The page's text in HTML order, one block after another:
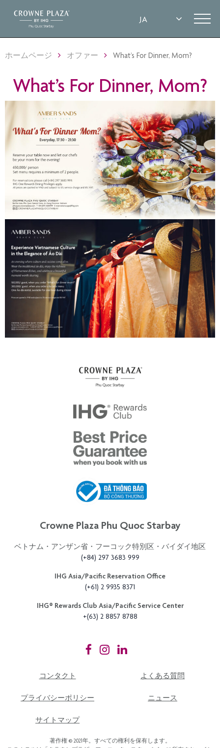
ホームページ オファー What’s For Dinner, Mom?
What’s For Dinner, Mom?
Crowne Plaza Phu Quoc Starbay
ベトナム・アンザン省・フーコック特別区・バイダイ地区
(+84) 297 3683 999
IHG Asia/Pacific Reservation Office
(+61) 2 9935 8371
IHG®️ Rewards Club Asia/Pacific Service Center
+(63) 2 8857 8788
コンタクト よくある質問
プライバシーポリシー ニュース
サイトマップ
著作権 © 2021年。すべての権利を保有します。